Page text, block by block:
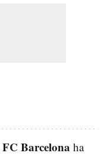
FC Barcelona ha